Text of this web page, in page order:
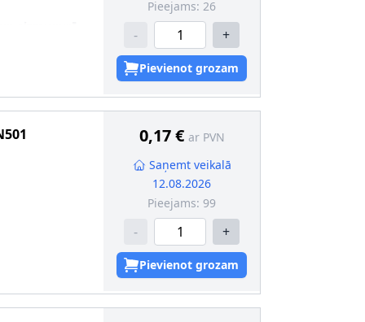
Pieejams: 26
- +
Pievienot grozam
0,17 € ar PVN
Saņemt veikalā
12.08.2026
Pieejams: 99
- +
Pievienot grozam